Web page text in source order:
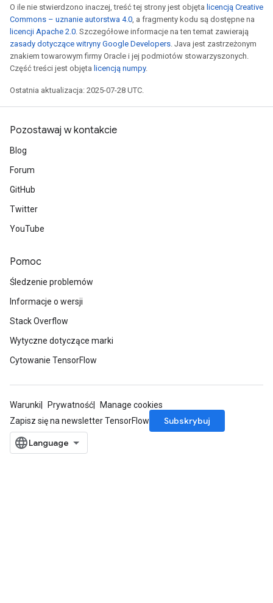
O ile nie stwierdzono inaczej, treść tej strony jest objęta licencją Creative
Commons – uznanie autorstwa 4.0, a fragmenty kodu są dostępne na
licencji Apache 2.0. Szczegółowe informacje na ten temat zawierają
zasady dotyczące witryny Google Developers. Java jest zastrzeżonym
znakiem towarowym firmy Oracle i jej podmiotów stowarzyszonych.
Część treści jest objęta licencją numpy.
Ostatnia aktualizacja: 2025-07-28 UTC.
Pozostawaj w kontakcie
Blog
Forum
GitHub
Twitter
YouTube
Pomoc
Śledzenie problemów
Informacje o wersji
Stack Overflow
Wytyczne dotyczące marki
Cytowanie TensorFlow
Warunki Prywatność
Manage cookies
Zapisz się na newsletter TensorFlow
Subskrybuj